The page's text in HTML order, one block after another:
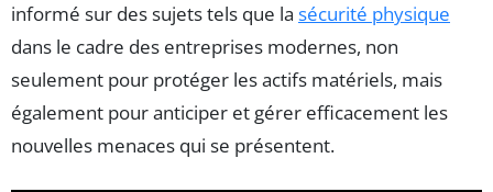
informé sur des sujets tels que la sécurité physique
dans le cadre des entreprises modernes, non
seulement pour protéger les actifs matériels, mais
également pour anticiper et gérer efficacement les
nouvelles menaces qui se présentent.